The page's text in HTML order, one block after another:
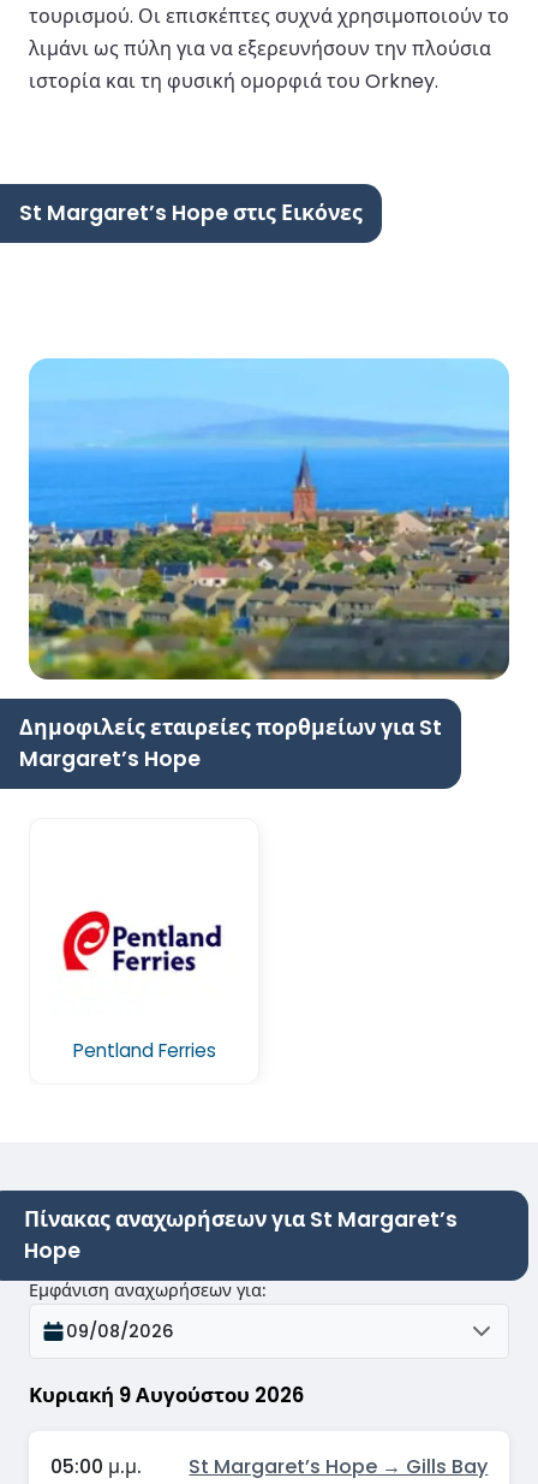
τουρισμού. Οι επισκέπτες συχνά χρησιμοποιούν το
λιμάνι ως πύλη για να εξερευνήσουν την πλούσια
ιστορία και τη φυσική ομορφιά του Orkney.
St Margaret’s Hope στις Εικόνες
Δημοφιλείς εταιρείες πορθμείων για St
Margaret’s Hope
Pentland Ferries
Πίνακας αναχωρήσεων για St Margaret’s
Hope
Κυριακή 9 Αυγούστου 2026
Εμφάνιση αναχωρήσεων για:
09/08/2026
05:00 μ.μ. St Margaret’s Hope → Gills Bay